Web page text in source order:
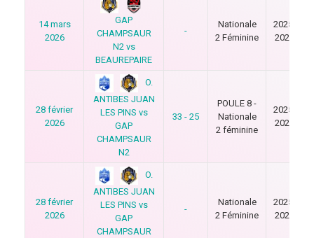
14 mars
2026
GAP
CHAMPSAUR
N2 vs
BEAUREPAIRE
-
Nationale
2 Féminine
2025-
2026
28 février
2026
O.
ANTIBES JUAN
LES PINS vs
GAP
CHAMPSAUR
N2
33 - 25
POULE 8 -
Nationale
2 féminine
2025-
2026
28 février
2026
O.
ANTIBES JUAN
LES PINS vs
GAP
CHAMPSAUR
-
Nationale
2 Féminine
2025-
2026